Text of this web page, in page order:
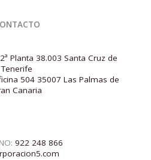
Planta 38.003 Santa Cruz de
Tenerife
504 35007 Las Palmas de
Canaria
922 248 866